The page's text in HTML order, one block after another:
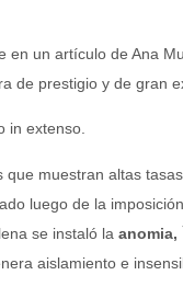
en un artículo de Ana
de prestigio y de gran
in extenso.
muestran altas
luego de la
se instaló la anomia,
aislamiento e